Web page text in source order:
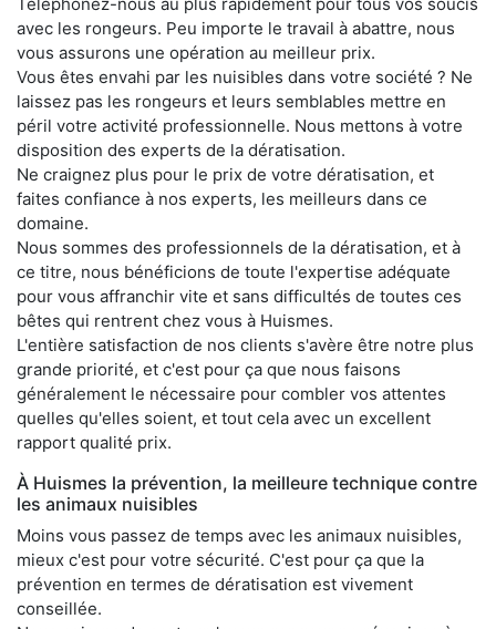
avec les rongeurs. Peu importe le travail à abattre, nous
vous assurons une opération au meilleur prix.
Vous êtes envahi par les nuisibles dans votre société ? Ne
laissez pas les rongeurs et leurs semblables mettre en
péril votre activité professionnelle. Nous mettons à votre
disposition des experts de la dératisation.
Ne craignez plus pour le prix de votre dératisation, et
faites confiance à nos experts, les meilleurs dans ce
domaine.
Nous sommes des professionnels de la dératisation, et à
ce titre, nous bénéficions de toute l'expertise adéquate
pour vous affranchir vite et sans difficultés de toutes ces
bêtes qui rentrent chez vous à Huismes.
L'entière satisfaction de nos clients s'avère être notre plus
grande priorité, et c'est pour ça que nous faisons
généralement le nécessaire pour combler vos attentes
quelles qu'elles soient, et tout cela avec un excellent
rapport qualité prix.
À Huismes la prévention, la meilleure technique contre
les animaux nuisibles
Moins vous passez de temps avec les animaux nuisibles,
mieux c'est pour votre sécurité. C'est pour ça que la
prévention en termes de dératisation est vivement
conseillée.